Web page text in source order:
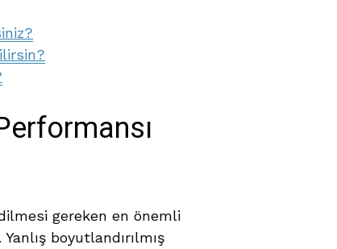
gereken en önemli
boyutlandırılmış